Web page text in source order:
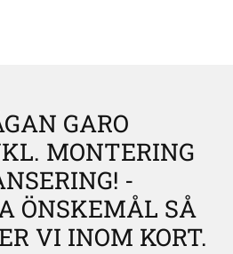
GARO
MONTERING
-
ÖNSKEMÅL SÅ
VI INOM KORT.